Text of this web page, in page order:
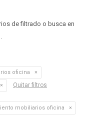
de filtrado o busca en
oficina
Quitar filtros
mobiliarios oficina